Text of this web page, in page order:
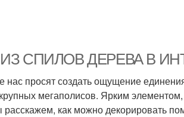
ИЗ СПИЛОВ ДЕРЕВА В
нас просят создать ощущение
мегаполисов. Ярким элементом,
расскажем, как можно декорировать